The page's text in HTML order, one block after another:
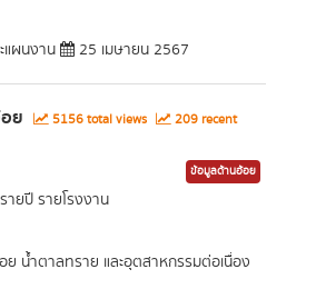
ผนงาน 25 เมษายน 2567
ย 5156 total views
209 recent
ข้อมูลด้านอ้อย
ยปี รายโรงงาน
น้ำตาลทราย และอุตสาหกรรมต่อเนื่อง